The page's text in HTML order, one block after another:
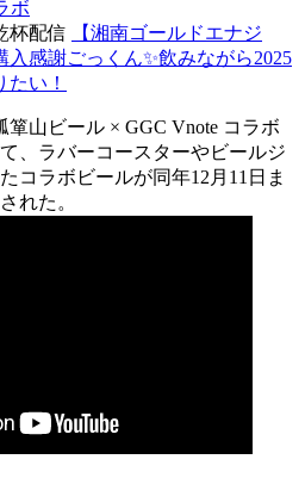
ボ
杯配信
【湘南ゴールドエナジ
入感謝ごっくん✨飲みながら2025
い！
箪山ビール × GGC Vnote コラボ
、ラバーコースターやビールジ
コラボビールが同年12月11日ま
れた。